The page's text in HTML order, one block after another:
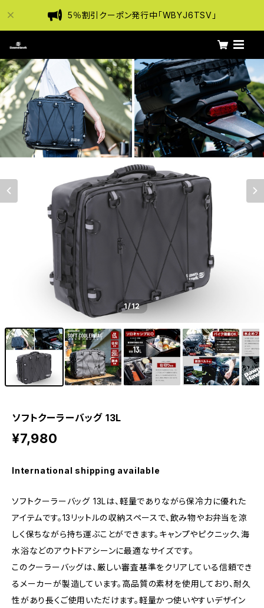
5％割引クーポン発行中「WBYJ6TSV」
1/12
ソフトクーラーバッグ 13L
¥7,980
International shipping available
ソフトクーラーバッグ 13Lは、軽量でありながら保冷力に優れた
アイテムです。13リットルの収納スペースで、飲み物やお弁当を涼
しく保ちながら持ち運ぶことができます。キャンプやピクニック、海
水浴などのアウトドアシーンに最適なサイズです。
このクーラーバッグは、厳しい審査基準をクリアしている信頼でき
るメーカーが製造しています。高品質の素材を使用しており、耐久
性があり長くご使用いただけます。軽量かつ使いやすいデザイン